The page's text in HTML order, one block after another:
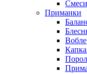
Смеси
Приманки